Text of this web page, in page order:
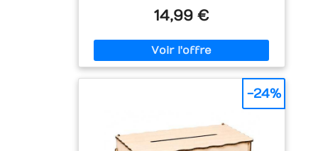
pour recueillir enveloppes, cartes,
messages et contributions.
ÉLÉGANTE: Boîte mariage urne au
design sobre et raffiné, parfaite pour
S’intègre harmonieusement à la
décoration de table mariage. FORMAT
20x20x20 CM: Urne carton robuste et
facile à monter, offrant une excellente
14,99 €
-24%